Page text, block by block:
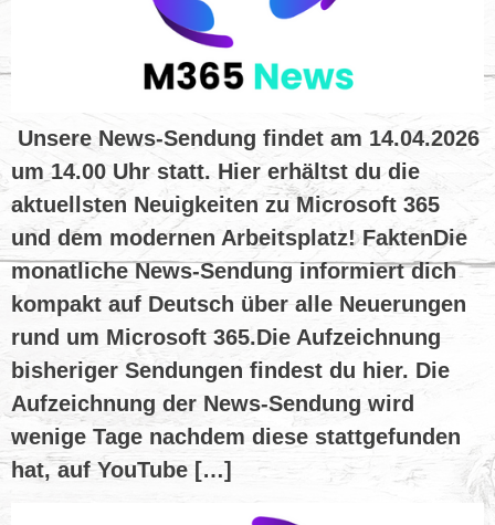
Unsere News-Sendung findet am 14.04.2026
um 14.00 Uhr statt. Hier erhältst du die
aktuellsten Neuigkeiten zu Microsoft 365
und dem modernen Arbeitsplatz! FaktenDie
monatliche News-Sendung informiert dich
kompakt auf Deutsch über alle Neuerungen
rund um Microsoft 365.Die Aufzeichnung
bisheriger Sendungen findest du hier. Die
Aufzeichnung der News-Sendung wird
wenige Tage nachdem diese stattgefunden
hat, auf YouTube […]